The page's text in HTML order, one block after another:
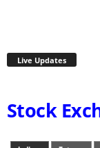
Live Updates
Stock